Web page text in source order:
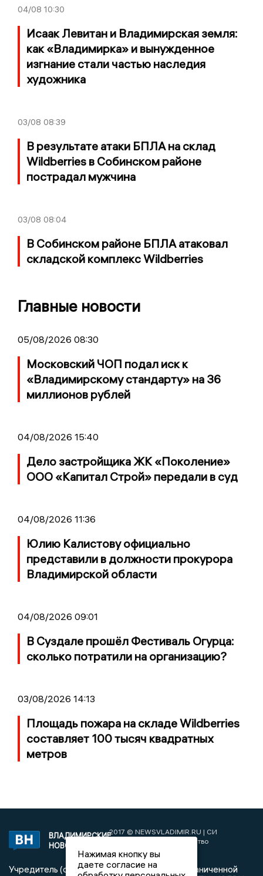
04/08 10:30
Исаак Левитан и Владимирская земля:
как «Владимирка» и вынужденное
изгнание стали частью наследия
художника
03/08 08:39
В результате атаки БПЛА на склад
Wildberries в Собинском районе
пострадал мужчина
03/08 08:04
В Собинском районе БПЛА атаковал
складской комплекс Wildberries
Главные новости
05/08/2026 08:30
Московский ЧОП подал иск к
«Владимирскому стандарту» на 36
миллионов рублей
04/08/2026 15:40
Дело застройщика ЖК «Поколение»
ООО «Капитал Строй» передали в суд
04/08/2026 11:36
Юлию Калистову официально
представили в должности прокурора
Владимирской области
04/08/2026 09:01
В Суздале прошёл Фестиваль Огурца:
сколько потратили на организацию?
03/08/2026 14:13
Площадь пожара на складе Wildberries
составляет 100 тысяч квадратных
метров
ВЛАДИМИРСКИЕ
НОВОСТИ
2017 © NEWSVLADIMIR.RU | СИ
«Информационное агентство
Учредитель (соучредители): Общество с ограниченной
Нажимая кнопку вы
даете согласие на